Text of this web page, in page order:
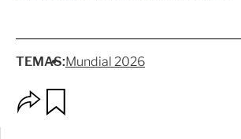
TEMAS:Mundial 2026